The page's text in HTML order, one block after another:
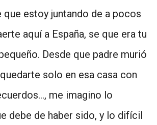
estoy juntando de a pocos
aquí a España, se que era tu
Desde que padre murió
solo en esa casa con
me imagino lo
debe de haber sido, y lo difícil